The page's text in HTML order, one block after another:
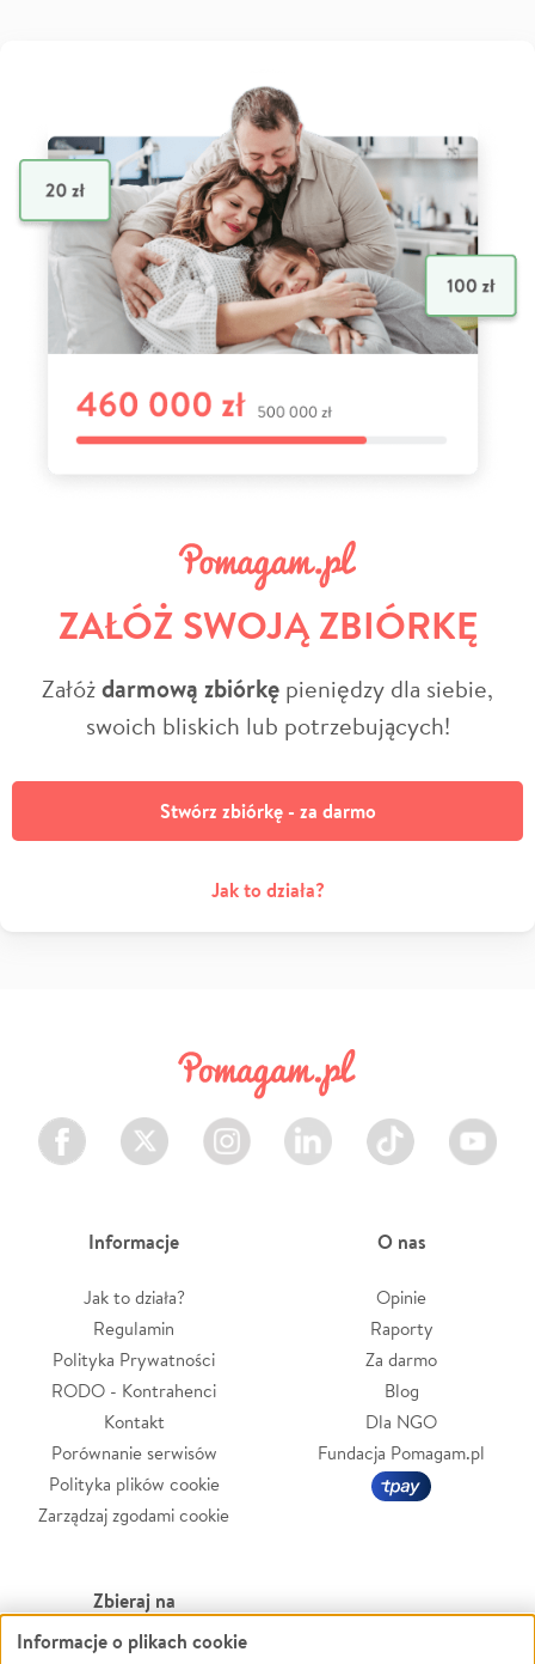
ZAŁÓŻ SWOJĄ ZBIÓRKĘ
Załóżdarmową zbiórkę pieniędzy dla siebie,
swoich bliskich lub potrzebujących!
Stwórz zbiórkę - za darmo
Jak to działa?
Facebook Twitter Instagram LinkedIn TikTok Youtube
Informacje
Jak to działa?
Regulamin
Polityka Prywatności
RODO - Kontrahenci
Kontakt
Porównanie serwisów
Polityka plików cookie
Zarządzaj zgodami cookie
O nas
Opinie
Raporty
Za darmo
Blog
Dla NGO
Fundacja Pomagam.pl
Zbieraj na
Leczenie
Informacje o plikach cookie